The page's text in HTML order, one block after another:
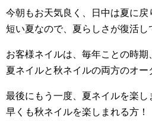
今朝もお天気良く、日中は夏に戻
短い夏なので、夏らしさが復活し
お客様ネイルは、毎年ことの時期
夏ネイルと秋ネイルの両方のオー
最後にもう一度、夏ネイルを楽し
早くも秋ネイルを楽しまれる方！